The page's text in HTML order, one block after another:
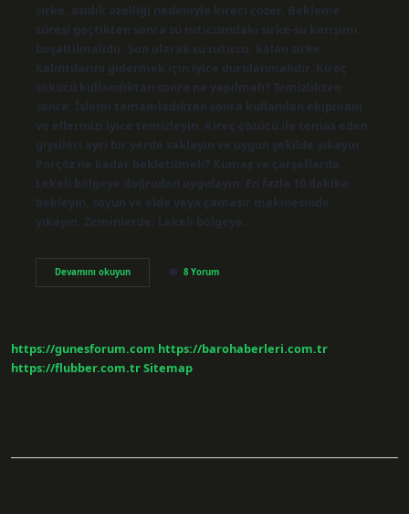
sirke, asidik özelliği nedeniyle kireci çözer. Bekleme
süresi geçtikten sonra su ısıtıcısındaki sirke-su karışımı
boşaltılmalıdır. Son olarak su ısıtıcısı, kalan sirke
kalıntılarını gidermek için iyice durulanmalıdır. Kireç
sökücü kullandıktan sonra ne yapılmalı? Temizlikten
sonra: İşlemi tamamladıktan sonra kullanılan ekipmanı
ve ellerinizi iyice temizleyin. Kireç çözücü ile temas eden
giysileri ayrı bir yerde saklayın ve uygun şekilde yıkayın.
Porçöz ne kadar bekletilmeli? Kumaş ve çarşaflarda:
Lekeli bölgeye doğrudan uygulayın. En fazla 10 dakika
bekleyin, soyun ve elde veya çamaşır makinesinde
yıkayın. Zeminlerde: Lekeli bölgeye…
Devamını okuyunKireç
Sökücü
8 Yorum
https://gunesforum.com https://barohaberleri.com.tr
https://flubber.com.trSitemap